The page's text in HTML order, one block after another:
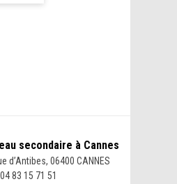
secondaire à Cannes
d’Antibes, 06400 CANNES
04 83 15 71 51